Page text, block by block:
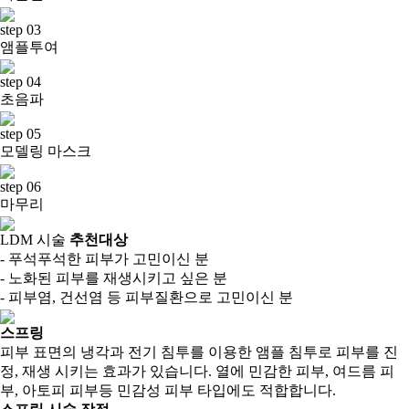
step 03
앰플투여
step 04
초음파
step 05
모델링 마스크
step 06
마무리
LDM 시술 추천대상
- 푸석푸석한 피부가 고민이신 분
- 노화된 피부를 재생시키고 싶은 분
- 피부염, 건선염 등 피부질환으로 고민이신 분
스프링
피부 표면의 냉각과 전기 침투를 이용한 앰플 침투로 피부를 진
정, 재생 시키는 효과가 있습니다. 열에 민감한 피부, 여드름 피
부, 아토피 피부등 민감성 피부 타입에도 적합합니다.